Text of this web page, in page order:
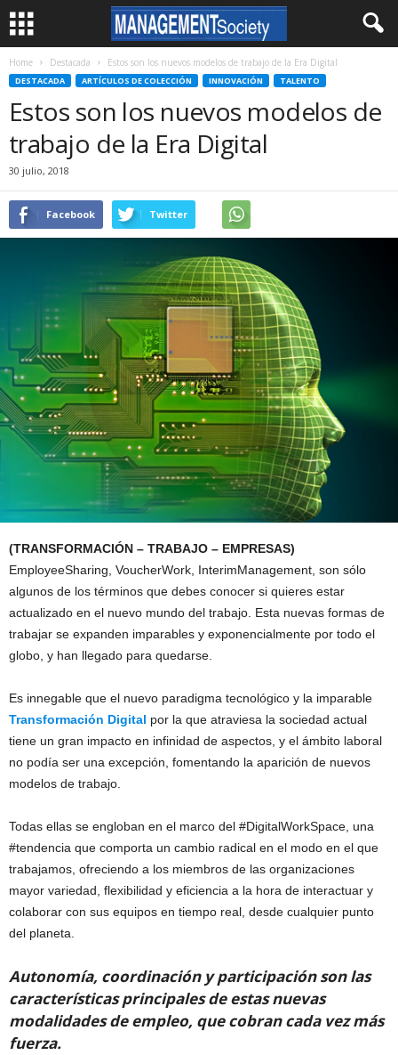
Home Destacada Estos son los nuevos modelos de trabajo de la Era Digital
DESTACADA ARTÍCULOS DE COLECCIÓN INNOVACIÓN TALENTO
Estos son los nuevos modelos de
trabajo de la Era Digital
30 julio, 2018
Facebook Twitter
(TRANSFORMACIÓN – TRABAJO – EMPRESAS)
EmployeeSharing, VoucherWork, InterimManagement, son sólo
algunos de los términos que debes conocer si quieres estar
actualizado en el nuevo mundo del trabajo. Esta nuevas formas de
trabajar se expanden imparables y exponencialmente por todo el
globo, y han llegado para quedarse.
Es innegable que el nuevo paradigma tecnológico y la imparable
Transformación Digital por la que atraviesa la sociedad actual
tiene un gran impacto en infinidad de aspectos, y el ámbito laboral
no podía ser una excepción, fomentando la aparición de nuevos
modelos de trabajo.
Todas ellas se engloban en el marco del #DigitalWorkSpace, una
#tendencia que comporta un cambio radical en el modo en el que
trabajamos, ofreciendo a los miembros de las organizaciones
mayor variedad, flexibilidad y eficiencia a la hora de interactuar y
colaborar con sus equipos en tiempo real, desde cualquier punto
del planeta.
Autonomía, coordinación y participación son las
características principales de estas nuevas
modalidades de empleo, que cobran cada vez más
fuerza.